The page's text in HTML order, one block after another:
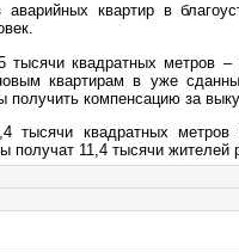
квартир в
квадратных метров
квартирам в уже
получить компенсацию за
тысячи квадратных
получат 11,4 тысячи жителей